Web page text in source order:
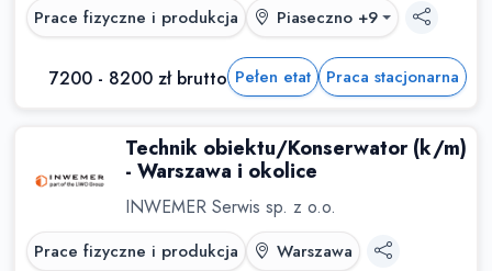
Prace fizyczne i produkcja Piaseczno +9
7200 - 8200 zł brutto Pełen etat Praca stacjonarna
Technik obiektu/Konserwator (k/m)
- Warszawa i okolice
INWEMER Serwis sp. z o.o.
Prace fizyczne i produkcja Warszawa